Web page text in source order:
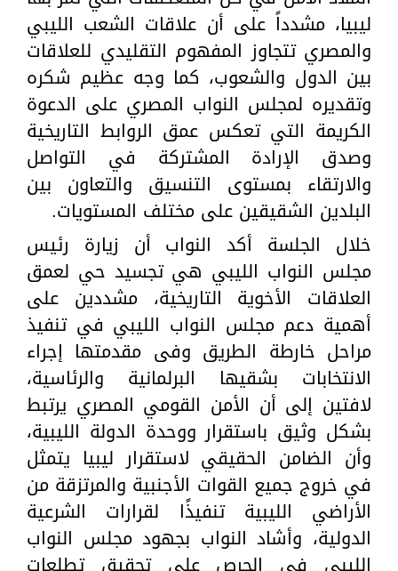
ليبيا، مشدداً على أن علاقات الشعب الليبي
والمصري تتجاوز المفهوم التقليدي للعلاقات
بين الدول والشعوب، كما وجه عظيم شكره
وتقديره لمجلس النواب المصري على الدعوة
الكريمة التي تعكس عمق الروابط التاريخية
وصدق الإرادة المشتركة في التواصل
والارتقاء بمستوى التنسيق والتعاون بين
البلدين الشقيقين على مختلف المستويات.
خلال الجلسة أكد النواب أن زيارة رئيس
مجلس النواب الليبي هي تجسيد حي لعمق
العلاقات الأخوية التاريخية، مشددين على
أهمية دعم مجلس النواب الليبي في تنفيذ
مراحل خارطة الطريق وفى مقدمتها إجراء
الانتخابات بشقيها البرلمانية والرئاسية،
لافتين إلى أن الأمن القومي المصري يرتبط
بشكل وثيق باستقرار ووحدة الدولة الليبية،
وأن الضامن الحقيقي لاستقرار ليبيا يتمثل
في خروج جميع القوات الأجنبية والمرتزقة من
الأراضي الليبية تنفيذًا لقرارات الشرعية
الدولية، وأشاد النواب بجهود مجلس النواب